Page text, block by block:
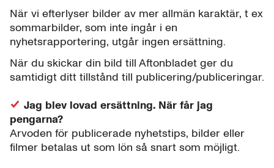
När vi efterlyser bilder av mer allmän karaktär, t ex
sommarbilder, som inte ingår i en
nyhetsrapportering, utgår ingen ersättning.
När du skickar din bild till Aftonbladet ger du
samtidigt ditt tillstånd till publicering/publiceringar.
Jag blev lovad ersättning. När får jag
pengarna?
Arvoden för publicerade nyhetstips, bilder eller
filmer betalas ut som lön så snart som möjligt.